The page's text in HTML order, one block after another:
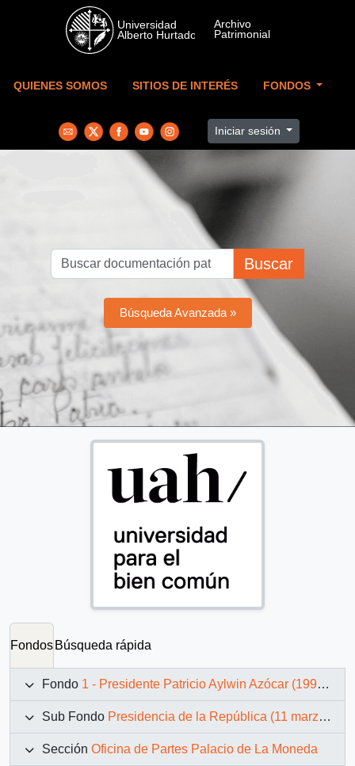
Skip to main content
QUIENES SOMOS SITIOS DE INTERÉS FONDOS
Iniciar sesión
Buscar
Búsqueda Avanzada »
Fondos Búsqueda rápida
Fondo 1 - Presidente Patricio Aylwin Azócar (1990-1994)
Sub Fondo Presidencia de la República (11 marzo 1990 – 11 marzo 1994)
Sección Oficina de Partes Palacio de La Moneda